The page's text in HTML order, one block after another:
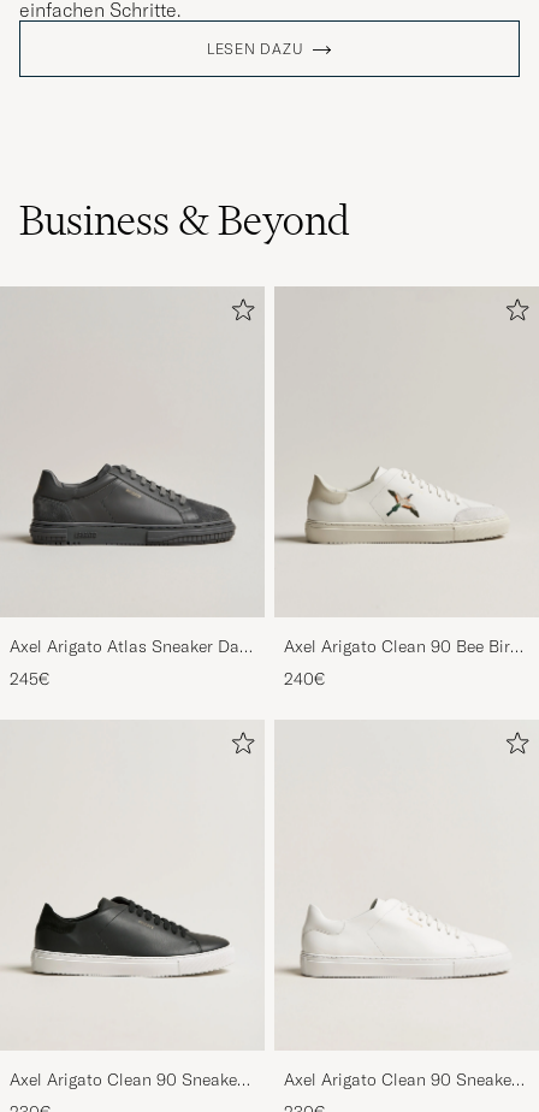
einfachen Schritte.
LESEN DAZU
Business & Beyond
Axel Arigato Atlas Sneaker Dark
Grey
245€
Axel Arigato Clean 90 Bee Bird
Sneaker White/Beige
240€
Axel Arigato Clean 90 Sneaker
Black
Axel Arigato Clean 90 Sneaker
White